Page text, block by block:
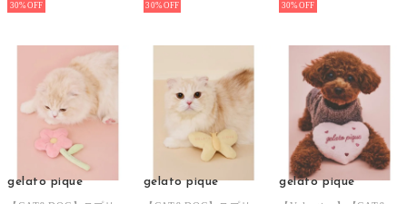
30% 30% 30%
gelato pique gelato pique gelato pique